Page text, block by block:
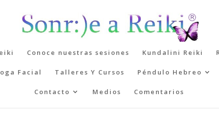
Conoce nuestras sesiones Kundalini Reiki
Facial Talleres Y Cursos Péndulo Hebreo
Contacto Medios Comentarios